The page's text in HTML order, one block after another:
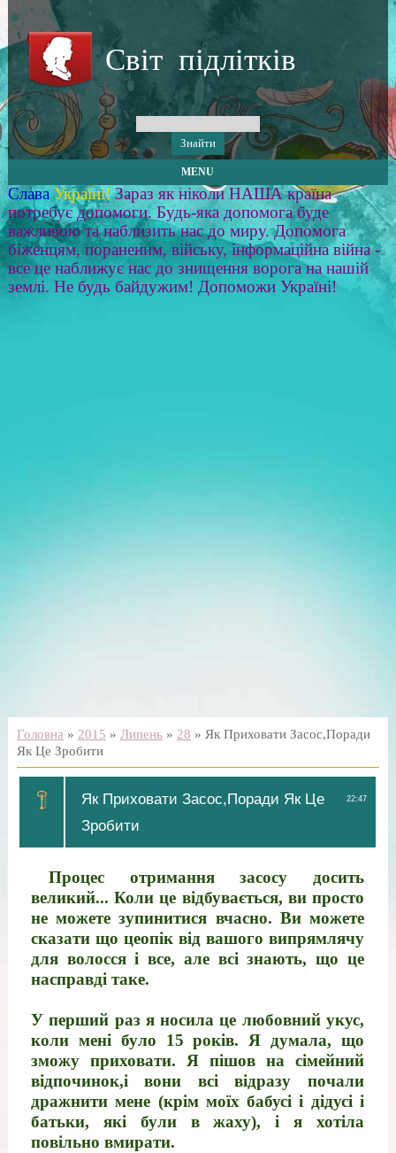
Світ підлітків
MENU
Слава Україні! Зараз як ніколи НАША країна
потребує допомоги. Будь-яка допомога буде
важливою та наблизить нас до миру. Допомога
біженцям, пораненим, війську, інформаційна війна -
все це наближує нас до знищення ворога на нашій
землі. Не будь байдужим! Допоможи Україні!
Головна » 2015 » Липень » 28 » Як Приховати Засос,Поради
Як Це Зробити
22:47
Як Приховати Засос,Поради Як Це
Зробити
Процес отримання засосу досить
великий... Коли це відбувається, ви просто
не можете зупинитися вчасно. Ви можете
сказати що цеопік від вашого випрямлячу
для волосся і все, але всі знають, що це
насправді таке.
У перший раз я носила це любовний укус,
коли мені було 15 років. Я думала, що
зможу приховати. Я пішов на сімейний
відпочинок,і вони всі відразу почали
дражнити мене (крім моїх бабусі і дідусі і
батьки, які були в жаху), і я хотіла
повільно вмирати.